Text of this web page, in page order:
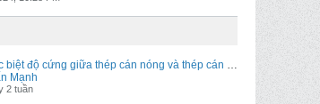
Sự khác biệt độ cứng giữa thép cán nóng và thép cán nguội
Mạnh
2 tuần